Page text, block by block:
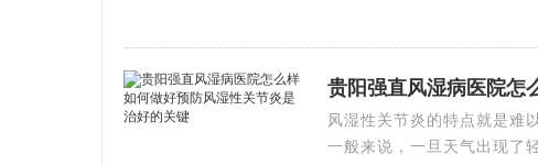
贵阳强直风湿病医院怎
风湿性关节炎的特点就是难
一般来说，一旦天气出现了